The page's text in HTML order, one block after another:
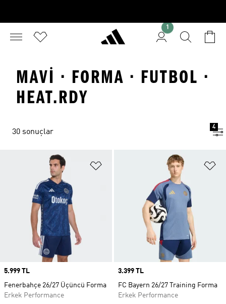
1
MAVI · FORMA · FUTBOL ·
HEAT.RDY
30 sonuçlar
4
Favori Listesine Ekle
Price
5.999 TL
Fenerbahçe 26/27 Üçüncü Forma
Erkek Performance
Price
3.399 TL
FC Bayern 26/27 Training Forma
Erkek Performance